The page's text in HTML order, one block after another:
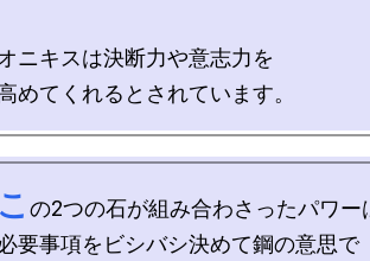
ニキスは決断力や意志力を
こ の2つの石が組み合わさったパワー
要事項をビシバシ決めて鋼の意思で